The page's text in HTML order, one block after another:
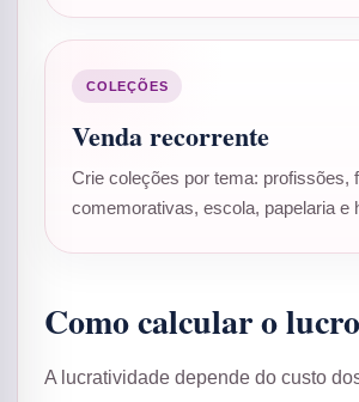
COLEÇÕES
Venda recorrente
Crie coleções por tema: profissões,
comemorativas, escola, papelaria e
Como calcular o
A lucratividade depende do custo